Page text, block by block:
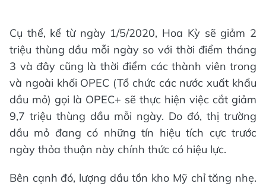
Cụ thể, kể từ ngày 1/5/2020, Hoa Kỳ sẽ giảm 2
triệu thùng dầu mỗi ngày so với thời điểm tháng
3 và đây cũng là thời điểm các thành viên trong
và ngoài khối OPEC (Tổ chức các nước xuất khẩu
dầu mỏ) gọi là OPEC+ sẽ thực hiện việc cắt giảm
9,7 triệu thùng dầu mỗi ngày. Do đó, thị trường
dầu mỏ đang có những tín hiệu tích cực trước
ngày thỏa thuận này chính thức có hiệu lực.
Bên cạnh đó, lượng dầu tồn kho Mỹ chỉ tăng nhẹ.